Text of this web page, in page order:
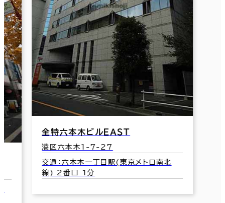
鶯ビル
港区六本木3-15-21
交通：六本木駅(東京メトロ日比谷線/都
営大江戸線) 5番口 4分